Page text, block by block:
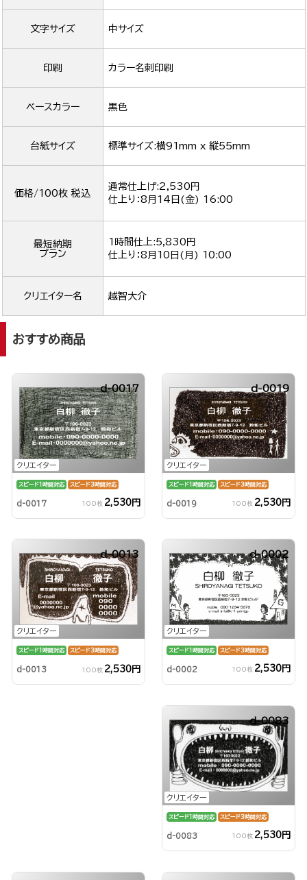
文字サイズ 中サイズ
印刷 カラー名刺印刷
ベースカラー 黒色
台紙サイズ 標準サイズ:横91mm x 縦55mm
価格/100枚 税込
通常仕上げ:2,530円
仕上り：8月14日(金) 16:00
最短納期
プラン
1時間仕上:5,830円
仕上り：8月10日(月) 10:00
クリエイター名 越智大介
おすすめ商品
クリエイター
d-0017
スピード1時間対応 スピード3時間対応
d-0017 100枚 2,530円
クリエイター
d-0019
スピード1時間対応 スピード3時間対応
d-0019 100枚 2,530円
クリエイター
d-0013
スピード1時間対応 スピード3時間対応
d-0013 100枚 2,530円
クリエイター
d-0002
スピード1時間対応 スピード3時間対応
d-0002 100枚 2,530円
クリエイター
d-0083
スピード1時間対応 スピード3時間対応
d-0083 100枚 2,530円